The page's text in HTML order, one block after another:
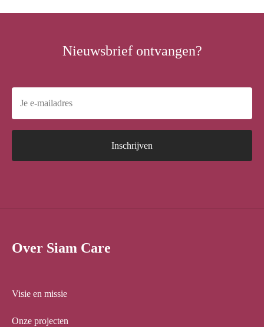
Nieuwsbrief ontvangen?
Over Siam Care
Visie en missie
Onze projecten